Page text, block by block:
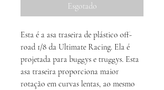
Esgotado
Esta é a asa traseira de plástico off-
road 1/8 da Ultimate Racing. Ela é
projetada para buggys e truggys. Esta
asa traseira proporciona maior
rotação em curvas lentas, ao mesmo